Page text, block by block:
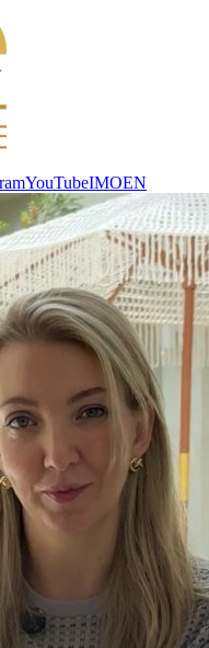
YouTubeIMOEN